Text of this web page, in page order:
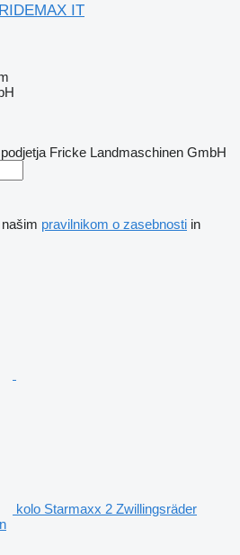
IT
Fricke Landmaschinen GmbH
pravilnikom o zasebnosti in
kolo Starmaxx 2 Zwillingsräder